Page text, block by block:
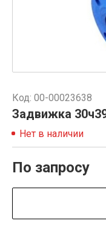
Код: 00-00023638
Задвижка
Нет в наличии
По запросу